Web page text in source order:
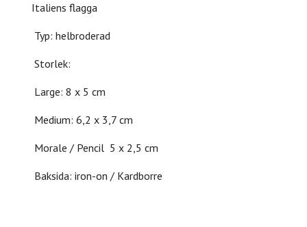
Italiens flagga
Typ: helbroderad
Storlek:
Large: 8 x 5 cm
Medium: 6,2 x 3,7 cm
Morale / Pencil 5 x 2,5 cm
Baksida: iron-on / Kardborre